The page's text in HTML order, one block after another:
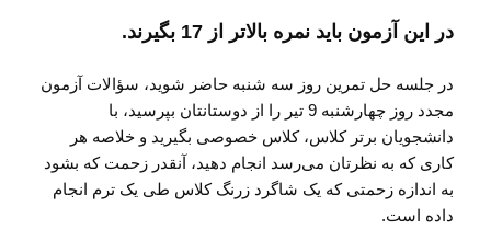
در این آزمون باید نمره بالاتر از 17 بگیرند.
در جلسه حل تمرین روز سه شنبه حاضر شوید، سؤالات آزمون
مجدد روز چهارشنبه 9 تیر را از دوستانتان بپرسید، با
دانشجویان برتر کلاس، کلاس خصوصی بگیرید و خلاصه هر
کاری که به نظرتان می‌رسد انجام دهید، آنقدر زحمت که بشود
به اندازه زحمتی که یک شاگرد زرنگ کلاس طی یک ترم انجام
داده است.